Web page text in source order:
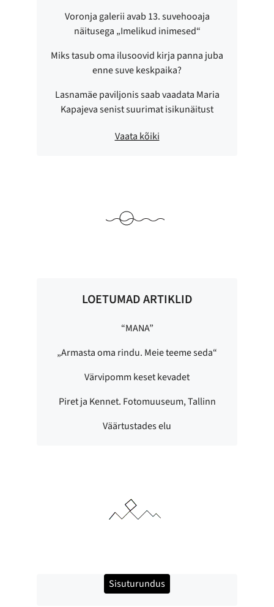
Voronja galerii avab 13. suvehooaja
näitusega „Imelikud inimesed“
Miks tasub oma ilusoovid kirja panna juba
enne suve keskpaika?
Lasnamäe paviljonis saab vaadata Maria
Kapajeva senist suurimat isikunäitust
Vaata kõiki
LOETUMAD ARTIKLID
“MANA”
„Armasta oma rindu. Meie teeme seda“
Värvipomm keset kevadet
Piret ja Kennet. Fotomuuseum, Tallinn
Väärtustades elu
Sisuturundus